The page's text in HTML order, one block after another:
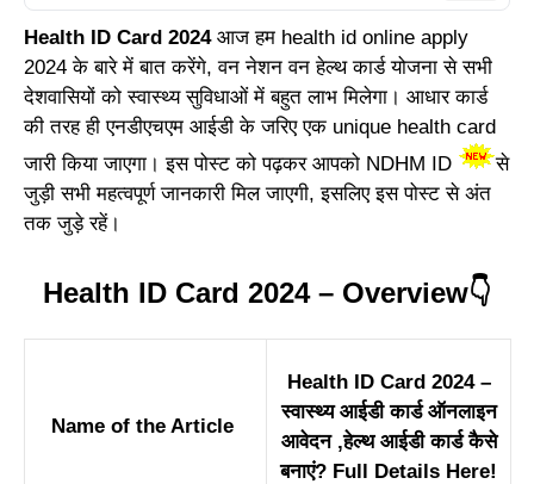
Health ID Card 2024 आज हम health id online apply
2024 के बारे में बात करेंगे, वन नेशन वन हेल्थ कार्ड योजना से सभी
देशवासियों को स्वास्थ्य सुविधाओं में बहुत लाभ मिलेगा। आधार कार्ड
की तरह ही एनडीएचएम आईडी के जरिए एक unique health card
जारी किया जाएगा। इस पोस्ट को पढ़कर आपको NDHM ID
से
जुड़ी सभी महत्वपूर्ण जानकारी मिल जाएगी, इसलिए इस पोस्ट से अंत
तक जुड़े रहें।
Health ID Card 2024 – Overview👇
Name of the Article
Health ID Card 2024 –
स्वास्थ्य आईडी कार्ड ऑनलाइन
आवेदन ,हेल्थ आईडी कार्ड कैसे
बनाएं? Full Details Here!